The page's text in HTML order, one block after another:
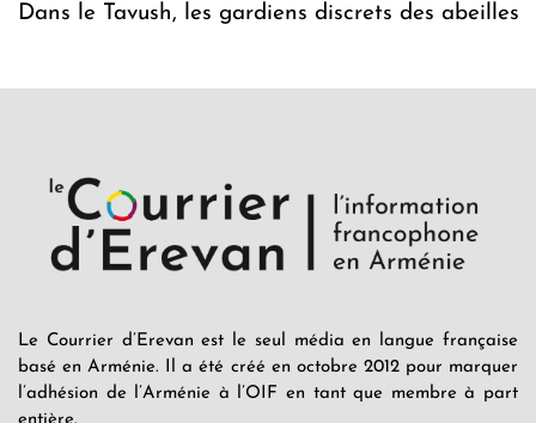
Dans le Tavush, les gardiens discrets des abeilles
Le Courrier d’Erevan est le seul média en langue française
basé en Arménie. Il a été créé en octobre 2012 pour marquer
l’adhésion de l’Arménie à l’OIF en tant que membre à part